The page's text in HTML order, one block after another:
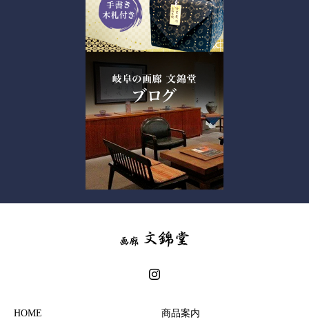
HOME 商品案内